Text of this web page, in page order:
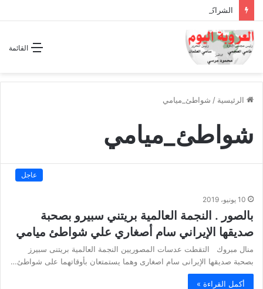
القائمة
الرئيسية / شواطئ_ميامي
شواطئ_ميامي
عاجل
10 يونيو، 2019
بالصور . النجمة العالمية بريتني سبيرو بصحبة
صديقها الإيراني سام أصغاري علي شواطئ ميامي
منال مبروك التقطت عدسات المصوريين النجمة العالمية بريتنى سبيرز
بصحبة صديقها الإيرانى سام اصغارى وهما يستمتعان بأوقاتهما على شواطئ…
أكمل القراءة »